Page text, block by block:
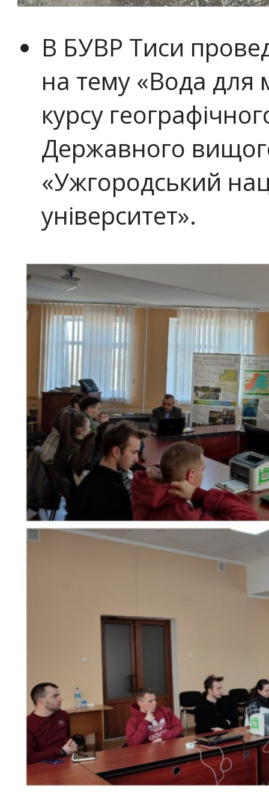
В БУВР Тиси
на тему «Вода для
курсу
Державного
«Ужгородський
університет».